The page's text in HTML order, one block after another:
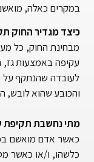
במקרים כאלה,
כיצד מגדיר החוק
מבחינת החוק, כל
עקיפה באמצעות גז,
לעובדה שהנתקף על
והכובע שהוא לובש,
מתי נחשבת תקיפת
כאשר אדם מואשם
כלשהו, ו/או כאשר